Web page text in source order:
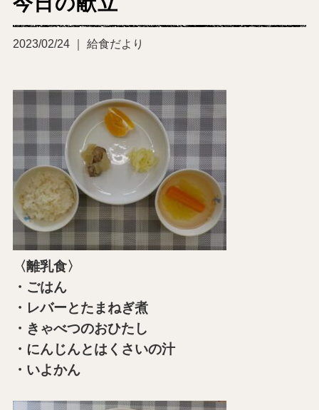
2023/02/24 ｜ 給食だより
〈離乳食〉
・ごはん
・レバーとたまねぎ煮
・きゃべつのおひたし
・にんじんとはくさいの汁
・いよかん